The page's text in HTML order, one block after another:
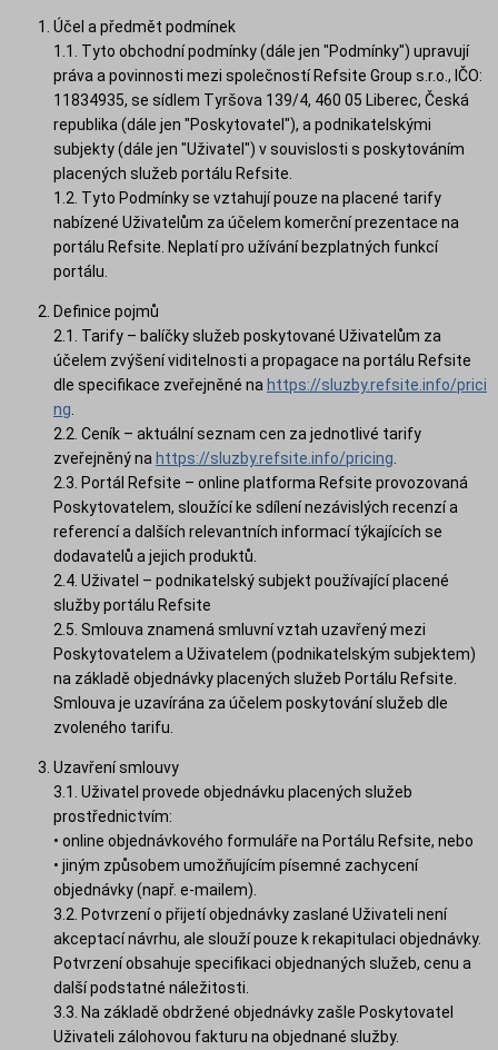
Účel a předmět podmínek
1.1. Tyto obchodní podmínky (dále jen "Podmínky") upravují
práva a povinnosti mezi společností Refsite Group s.r.o., IČO:
11834935, se sídlem Tyršova 139/4, 460 05 Liberec, Česká
republika (dále jen "Poskytovatel"), a podnikatelskými
subjekty (dále jen "Uživatel") v souvislosti s poskytováním
placených služeb portálu Refsite.
1.2. Tyto Podmínky se vztahují pouze na placené tarify
nabízené Uživatelům za účelem komerční prezentace na
portálu Refsite. Neplatí pro užívání bezplatných funkcí
portálu.
Definice pojmů
2.1. Tarify – balíčky služeb poskytované Uživatelům za
účelem zvýšení viditelnosti a propagace na portálu Refsite
dle specifikace zveřejněné na https://sluzby.refsite.info/prici
ng
2.2. Ceník – aktuální seznam cen za jednotlivé tarify
zveřejněný na https://sluzby.refsite.info/pricing
2.3. Portál Refsite – online platforma Refsite provozovaná
Poskytovatelem, sloužící ke sdílení nezávislých recenzí a
referencí a dalších relevantních informací týkajících se
dodavatelů a jejich produktů.
2.4. Uživatel – podnikatelský subjekt používající placené
služby portálu Refsite
2.5. Smlouva znamená smluvní vztah uzavřený mezi
Poskytovatelem a Uživatelem (podnikatelským subjektem)
na základě objednávky placených služeb Portálu Refsite.
Smlouva je uzavírána za účelem poskytování služeb dle
zvoleného tarifu.
Uzavření smlouvy
3.1. Uživatel provede objednávku placených služeb
prostřednictvím:
• online objednávkového formuláře na Portálu Refsite, nebo
• jiným způsobem umožňujícím písemné zachycení
objednávky (např. e-mailem).
3.2. Potvrzení o přijetí objednávky zaslané Uživateli není
akceptací návrhu, ale slouží pouze k rekapitulaci objednávky.
Potvrzení obsahuje specifikaci objednaných služeb, cenu a
další podstatné náležitosti.
3.3. Na základě obdržené objednávky zašle Poskytovatel
Uživateli zálohovou fakturu na objednané služby.